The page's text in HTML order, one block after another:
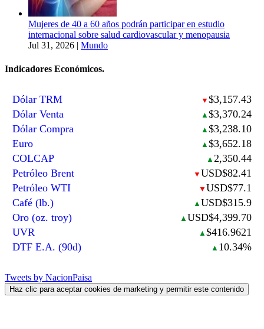
Mujeres de 40 a 60 años podrán participar en estudio
internacional sobre salud cardiovascular y menopausia
Jul 31, 2026 | Mundo
Indicadores Económicos.
Dólar TRM ▼ $3,157.43
Dólar Venta
▲ $3,370.24
Dólar Compra
▲ $3,238.10
Euro
▲ $3,652.18
COLCAP
▲ 2,350.44
Petróleo Brent
▼ USD$82.41
Petróleo WTI
▼ USD$77.1
Café (lb.)
▲ USD$315.9
Oro (oz. troy)
▲ USD$4,399.70
UVR
▲ $416.9621
DTF E.A. (90d)
▲ 10.34%
Tweets by NacionPaisa
Haz clic para aceptar cookies de marketing y permitir este contenido